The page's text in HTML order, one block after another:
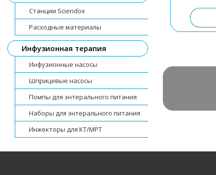
Станции Sciendox
Расходные материалы
Инфузионная терапия
Инфузионные насосы
Шприцевые насосы
Помпы для энтерального питания
Наборы для энтерального питания
Инжекторы для КТ/МРТ